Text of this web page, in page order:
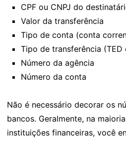
CPF ou CNPJ do
Valor da transferência
Tipo de conta (conta
Tipo de transferência (TED
Número da agência
Número da conta
Não é necessário decorar os
bancos. Geralmente, na
instituições financeiras, você